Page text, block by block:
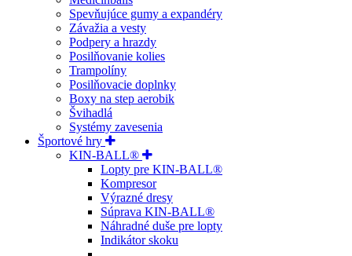
Spevňujúce gumy a expandéry
Závažia a vesty
Podpery a hrazdy
Posilňovanie kolies
Trampolíny
Posilňovacie doplnky
Boxy na step aerobik
Švihadlá
Systémy zavesenia
Športové hry
KIN-BALL®
Lopty pre KIN-BALL®
Kompresor
Výrazné dresy
Súprava KIN-BALL®
Náhradné duše pre lopty
Indikátor skoku